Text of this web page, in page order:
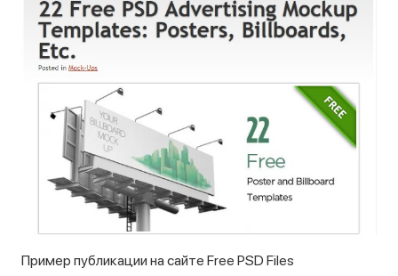
Пример публикации на сайте Free PSD Files